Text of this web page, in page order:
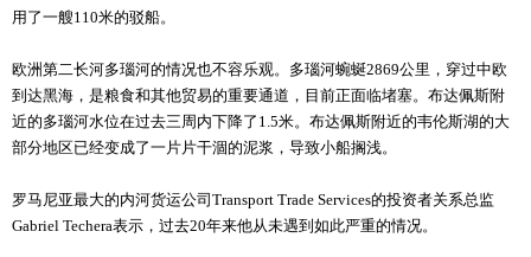
用了一艘110米的驳船。
欧洲第二长河多瑙河的情况也不容乐观。多瑙河蜿蜒2869公里，穿过中欧
到达黑海，是粮食和其他贸易的重要通道，目前正面临堵塞。布达佩斯附
近的多瑙河水位在过去三周内下降了1.5米。布达佩斯附近的韦伦斯湖的大
部分地区已经变成了一片片干涸的泥浆，导致小船搁浅。
罗马尼亚最大的内河货运公司Transport Trade Services的投资者关系总监
Gabriel Techera表示，过去20年来他从未遇到如此严重的情况。